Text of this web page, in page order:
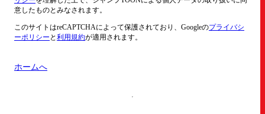
意したものとみなされます。
このサイトはreCAPTCHAによって保護されており、Googleのプライバシ
ーポリシー と利用規約が適用されます。
ホームへ